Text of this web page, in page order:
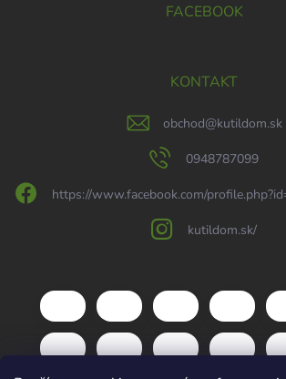
FACEBOOK
KONTAKT
obchod@kutildom.sk
0948787099
https://www.facebook.com/
kutildom.sk/